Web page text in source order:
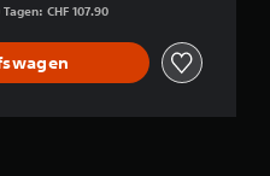
CHF 107.90